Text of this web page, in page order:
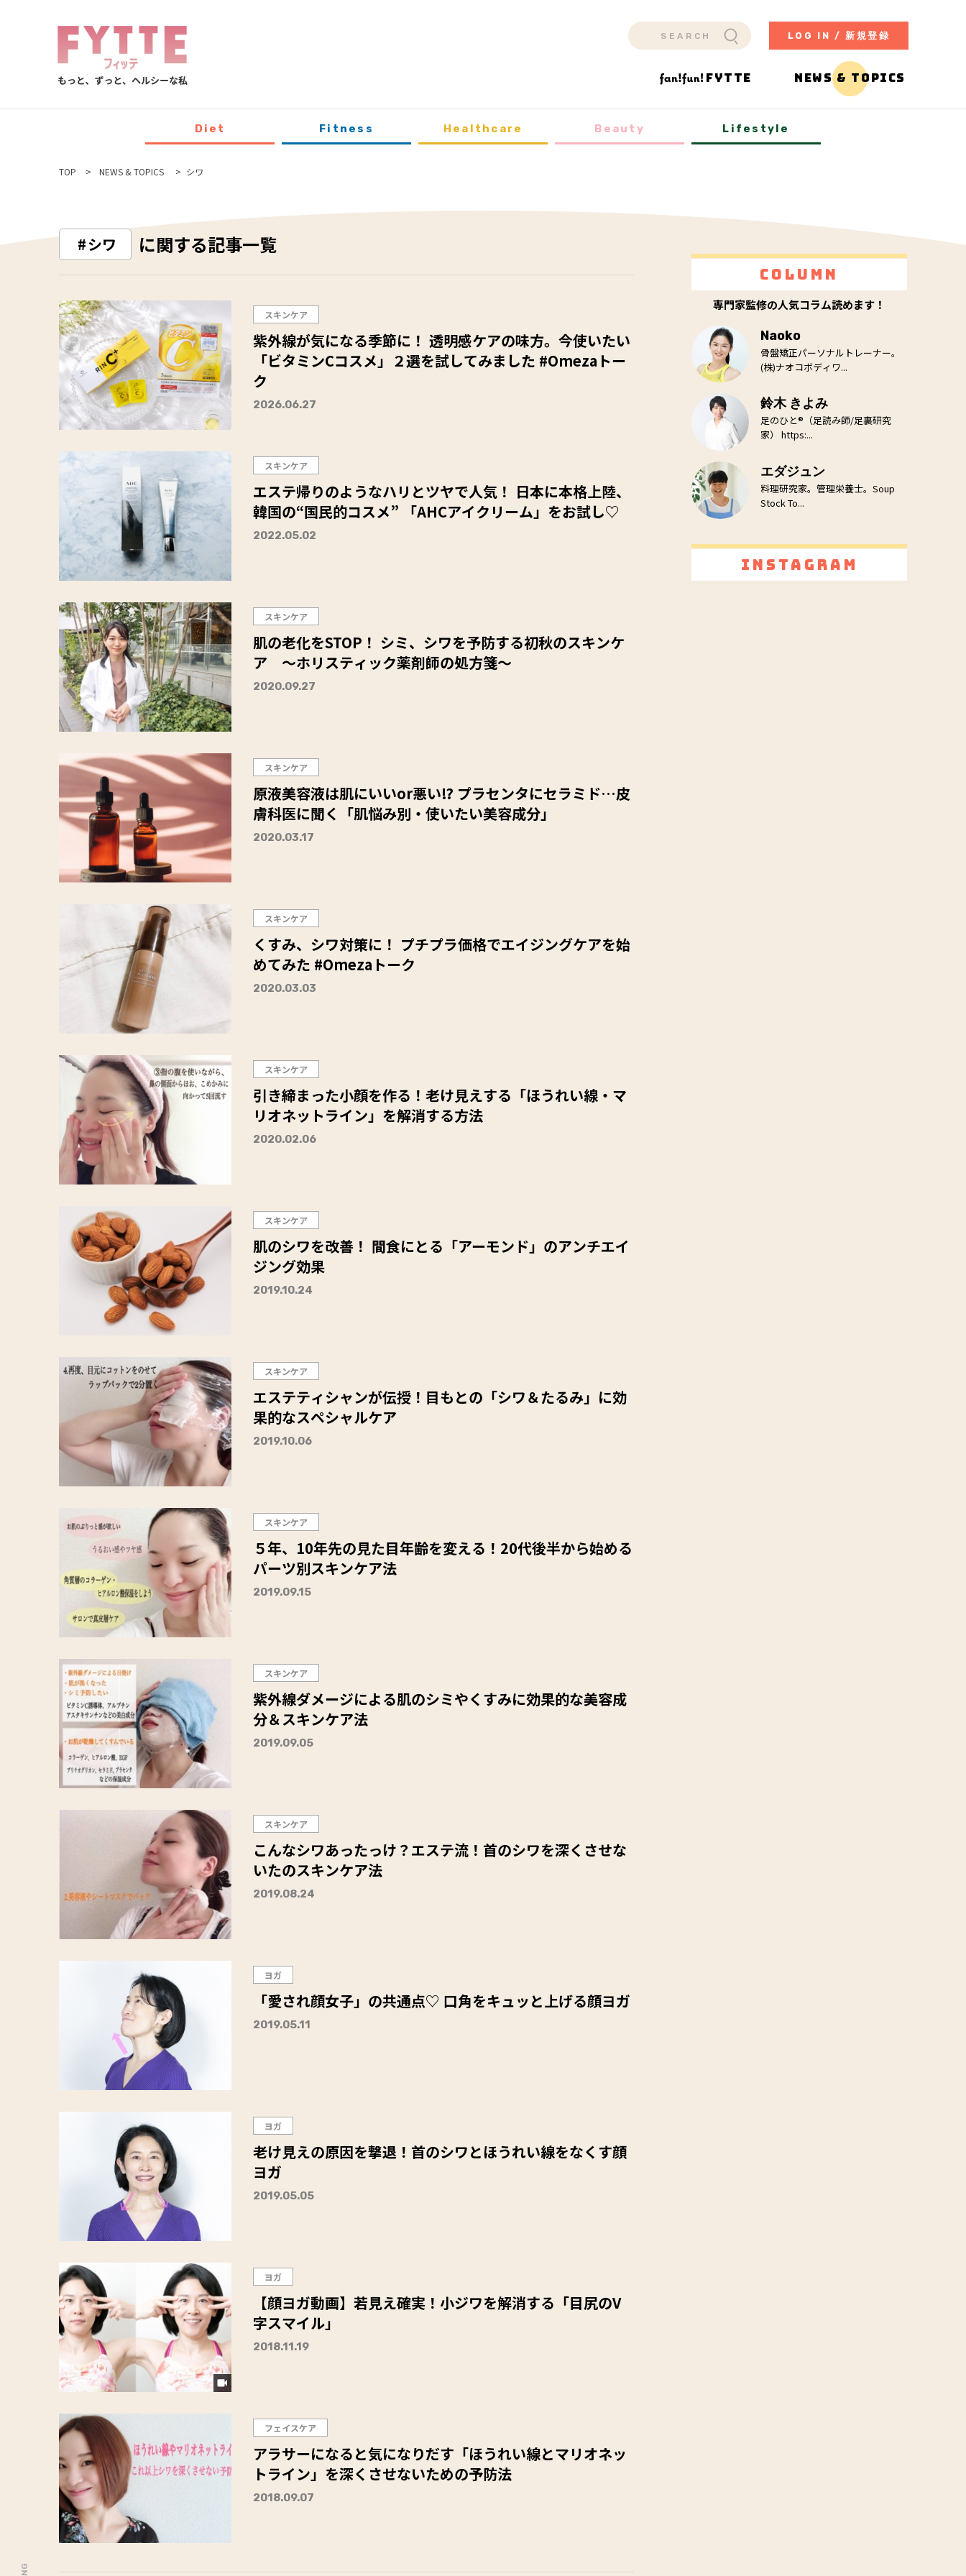
LOG IN / 新規登録
FYTTE NEWS & TOPICS
Diet Fitness Healthcare Beauty Lifestyle
TOP NEWS & TOPICS シワ
シワ に関する記事一覧
スキンケア
紫外線が気になる季節に！ 透明感ケアの味方。今使いたい
「ビタミンCコスメ」２選を試してみました #Omezaトー
ク
2026.06.27
スキンケア
エステ帰りのようなハリとツヤで人気！ 日本に本格上陸、
韓国の“国民的コスメ” 「AHCアイクリーム」をお試し♡
2022.05.02
スキンケア
肌の老化をSTOP！ シミ、シワを予防する初秋のスキンケ
ア 〜ホリスティック薬剤師の処方箋〜
2020.09.27
スキンケア
原液美容液は肌にいいor悪い⁉︎ プラセンタにセラミド…皮
膚科医に聞く「肌悩み別・使いたい美容成分」
2020.03.17
スキンケア
くすみ、シワ対策に！ プチプラ価格でエイジングケアを始
めてみた #Omezaトーク
2020.03.03
スキンケア
引き締まった小顔を作る！老け見えする「ほうれい線・マ
リオネットライン」を解消する方法
2020.02.06
スキンケア
肌のシワを改善！ 間食にとる「アーモンド」のアンチエイ
ジング効果
2019.10.24
スキンケア
エステティシャンが伝授！目もとの「シワ＆たるみ」に効
果的なスペシャルケア
2019.10.06
スキンケア
５年、10年先の見た目年齢を変える！20代後半から始める
パーツ別スキンケア法
2019.09.15
スキンケア
紫外線ダメージによる肌のシミやくすみに効果的な美容成
分＆スキンケア法
2019.09.05
スキンケア
こんなシワあったっけ？エステ流！首のシワを深くさせな
いたのスキンケア法
2019.08.24
ヨガ
「愛され顔女子」の共通点♡ 口角をキュッと上げる顔ヨガ
2019.05.11
ヨガ
老け見えの原因を撃退！首のシワとほうれい線をなくす顔
ヨガ
2019.05.05
ヨガ
【顔ヨガ動画】若見え確実！小ジワを解消する「目尻のV
字スマイル」
2018.11.19
フェイスケア
アラサーになると気になりだす「ほうれい線とマリオネッ
トライン」を深くさせないための予防法
2018.09.07
Column
専門家監修の人気コラム読めます！
Naoko
骨盤矯正パーソナルトレーナー。
(株)ナオコボディワ...
鈴木 きよみ
足のひと®（足読み師/足裏研究
家） https:...
エダジュン
料理研究家。管理栄養士。Soup
Stock To...
Instagram